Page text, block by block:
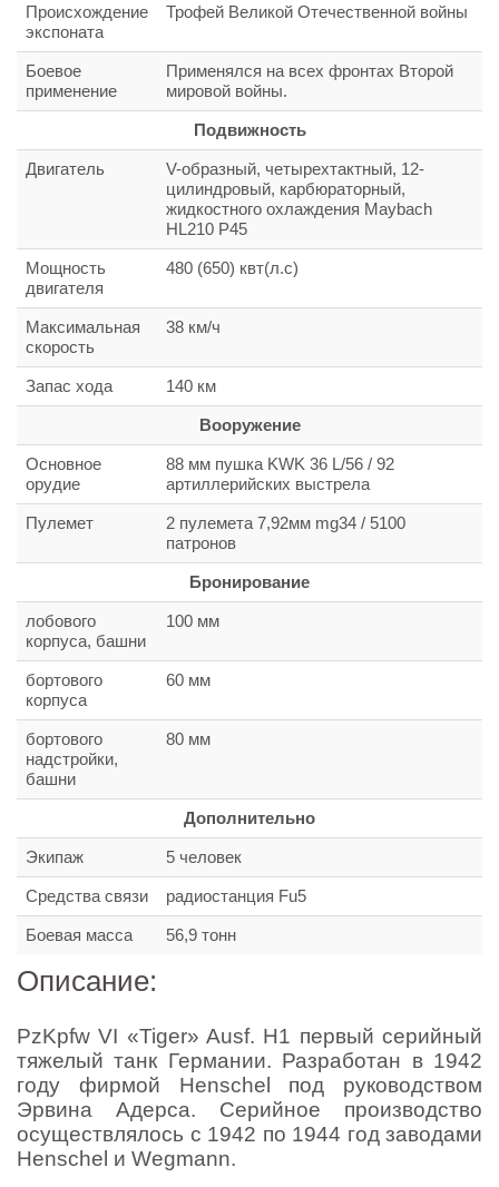
Происхождение
экспоната
Трофей Великой Отечественной войны
Боевое
применение
Применялся на всех фронтах Второй
мировой войны.
Подвижность
Двигатель
V-образный, четырехтактный, 12-
цилиндровый, карбюраторный,
жидкостного охлаждения Maybach
HL210 P45
Мощность
двигателя
480 (650) квт(л.с)
Максимальная
скорость
38 км/ч
Запас хода 140 км
Вооружение
Основное
орудие
88 мм пушка KWK 36 L/56 / 92
артиллерийских выстрела
Пулемет
2 пулемета 7,92мм mg34 / 5100
патронов
Бронирование
лобового
корпуса, башни
100 мм
бортового
корпуса
60 мм
бортового
надстройки,
башни
80 мм
Дополнительно
Экипаж 5 человек
Средства связи радиостанция Fu5
Боевая масса 56,9 тонн
Описание:
PzKpfw VI «Tiger» Ausf. Н1 первый серийный
тяжелый танк Германии. Разработан в 1942
году фирмой Henschel под руководством
Эрвина Адерса. Серийное производство
осуществлялось с 1942 по 1944 год заводами
Henschel и Wegmann.